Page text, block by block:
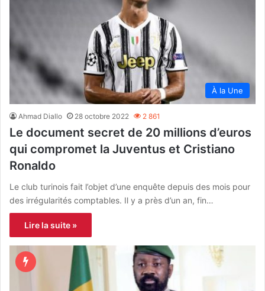
À la Une
Ahmad Diallo 28 octobre 2022 2 861
Le document secret de 20 millions d’euros
qui compromet la Juventus et Cristiano
Ronaldo
Le club turinois fait l’objet d’une enquête depuis des mois pour
des irrégularités comptables. Il y a près d’un an, fin…
Lire la suite »